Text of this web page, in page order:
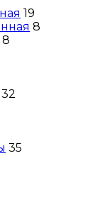
19
8
8
32
35